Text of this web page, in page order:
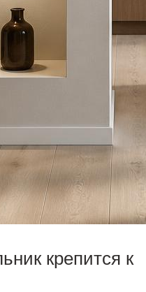
крепится к